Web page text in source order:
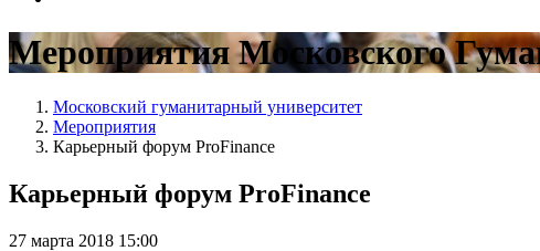
Мероприятия Московского
Московский гуманитарный университет
Мероприятия
Карьерный форум ProFinance
Карьерный форум ProFinance
27 марта 2018 15:00